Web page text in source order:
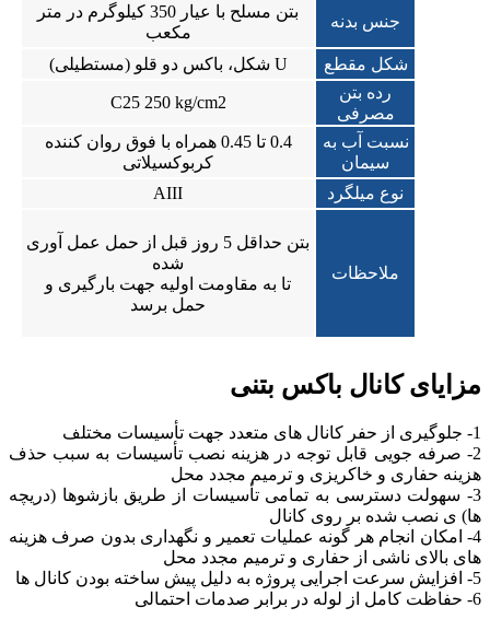
جنس بدنه
بتن مسلح با عیار 350 کیلوگرم در متر
مکعب
شکل مقطع
U شکل، باکس دو قلو (مستطیلی)
رده بتن
مصرفی
C25 250 kg/cm2
نسبت آب به
سیمان
0.4 تا 0.45 همراه با فوق روان کننده
کربوکسیلاتی
نوع میلگرد
AIII
ملاحظات
بتن حداقل 5 روز قبل از حمل عمل آوری
شده
تا به مقاومت اولیه جهت بارگیری و
حمل برسد
مزایای کانال باکس بتنی
1- جلوگیری از حفر کانال های متعدد جهت تأسیسات مختلف
2- صرفه جویی قابل توجه در هزینه نصب تأسیسات به سبب حذف
هزینه حفاری و خاکریزی و ترمیم مجدد محل
3- سهولت دسترسی به تمامی تأسیسات از طریق بازشوها (دریچه
ها) ی نصب شده بر روی کانال
4- امکان انجام هر گونه عملیات تعمیر و نگهداری بدون صرف هزینه
های بالای ناشی از حفاری و ترمیم مجدد محل
5- افزایش سرعت اجرایی پروژه به دلیل پیش ساخته بودن کانال ها
6- حفاظت کامل از لوله در برابر صدمات احتمالی